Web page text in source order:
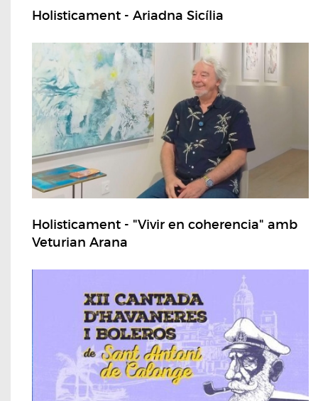
Holisticament - Ariadna Sicília
Holisticament - "Vivir en coherencia" amb
Veturian Arana